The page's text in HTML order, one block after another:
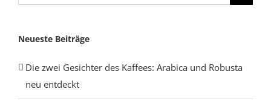
nach:
Neueste Beiträge
Die zwei Gesichter des Kaffees: Arabica und Robusta
neu entdeckt